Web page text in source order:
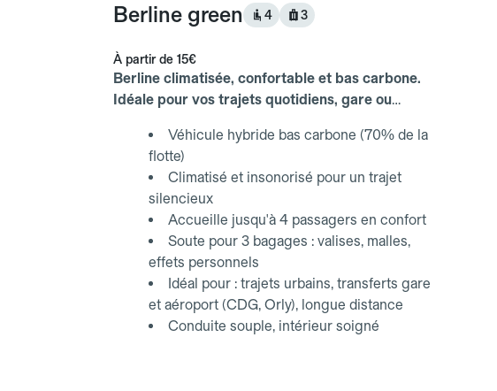
Berline green 4 3
À partir de 15€
Berline climatisée, confortable et bas carbone.
Idéale pour vos trajets quotidiens, gare ou
Véhicule hybride bas carbone (70% de la
flotte)
Climatisé et insonorisé pour un trajet
silencieux
Accueille jusqu'à 4 passagers en confort
Soute pour 3 bagages : valises, malles,
effets personnels
Idéal pour : trajets urbains, transferts gare
et aéroport (CDG, Orly), longue distance
Conduite souple, intérieur soigné